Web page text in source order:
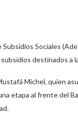
Sociales
destinados a
Michel, quien
etapa al frente del